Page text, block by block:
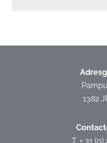
1382
T. + 31 (0)